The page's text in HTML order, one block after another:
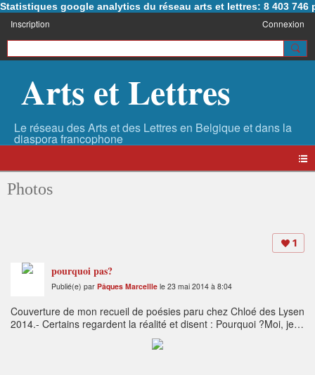
Statistiques google analytics du réseau arts et lettres: 8 403 746
Inscription Connexion
Arts et Lettres
Photos
1
pourquoi pas?
Publié(e) par Pâques Marcellle le 23 mai 2014 à 8:04
Couverture de mon recueil de poésies paru chez Chloé des Lysen
2014.- Certains regardent la réalité et disent : Pourquoi ?Moi, je
rêve de l'impossible et je dis :Pourquoi pas ? -Georges Bernard
ShawCela me correspond tout à fait - Marcelle Pâques